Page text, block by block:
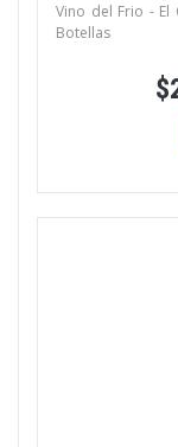
Vino del Frio - El
Botellas